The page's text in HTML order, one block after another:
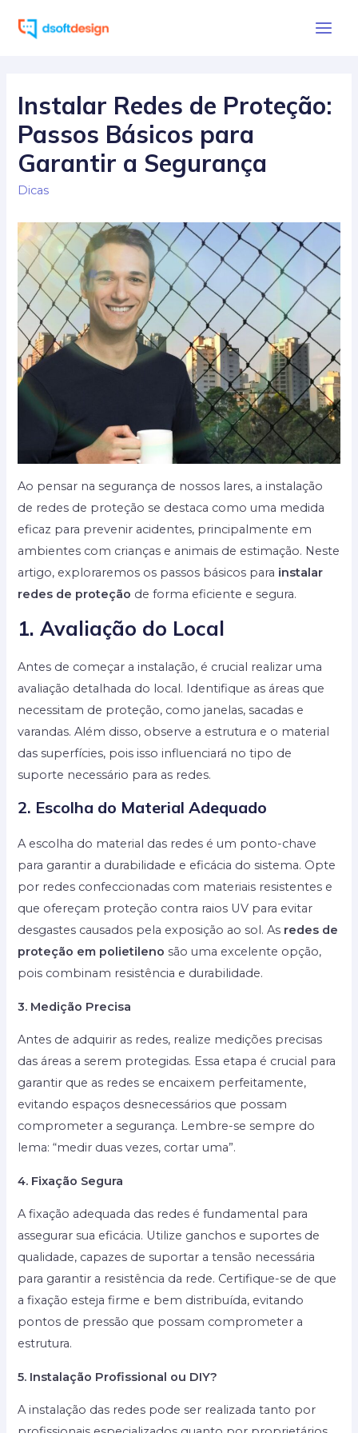
para
Instalar Redes de Proteção:
Passos Básicos para
Garantir a Segurança
Dicas
Ao pensar na segurança de nossos lares, a instalação
de redes de proteção se destaca como uma medida
eficaz para prevenir acidentes, principalmente em
ambientes com crianças e animais de estimação. Neste
artigo, exploraremos os passos básicos para instalar
redes de proteção de forma eficiente e segura.
1. Avaliação do Local
Antes de começar a instalação, é crucial realizar uma
avaliação detalhada do local. Identifique as áreas que
necessitam de proteção, como janelas, sacadas e
varandas. Além disso, observe a estrutura e o material
das superfícies, pois isso influenciará no tipo de
suporte necessário para as redes.
2. Escolha do Material Adequado
A escolha do material das redes é um ponto-chave
para garantir a durabilidade e eficácia do sistema. Opte
por redes confeccionadas com materiais resistentes e
que ofereçam proteção contra raios UV para evitar
desgastes causados pela exposição ao sol. As redes de
proteção em polietileno são uma excelente opção,
pois combinam resistência e durabilidade.
3. Medição Precisa
Antes de adquirir as redes, realize medições precisas
das áreas a serem protegidas. Essa etapa é crucial para
garantir que as redes se encaixem perfeitamente,
evitando espaços desnecessários que possam
comprometer a segurança. Lembre-se sempre do
lema: “medir duas vezes, cortar uma”.
4. Fixação Segura
A fixação adequada das redes é fundamental para
assegurar sua eficácia. Utilize ganchos e suportes de
qualidade, capazes de suportar a tensão necessária
para garantir a resistência da rede. Certifique-se de que
a fixação esteja firme e bem distribuída, evitando
pontos de pressão que possam comprometer a
estrutura.
5. Instalação Profissional ou DIY?
A instalação das redes pode ser realizada tanto por